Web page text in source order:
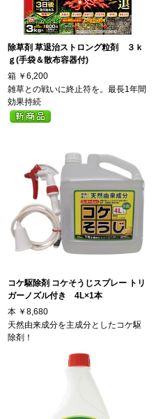
除草剤 草退治ストロング粒剤 ３ｋ
ｇ(手袋＆散布容器付)
箱 ￥6,200
雑草との戦いに終止符を。最長1年間
効果持続
コケ駆除剤 コケそうじスプレー トリ
ガーノズル付き 4L×1本
本 ￥8,680
天然由来成分を主成分としたコケ駆
除剤！